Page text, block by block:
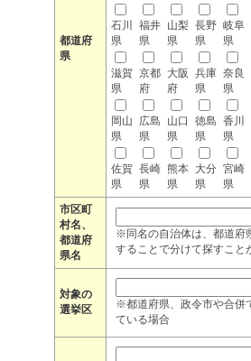
都道府
県
石川
県
福井
県
山梨
県
長野
県
岐阜
県
滋賀
県
京都
府
大阪
府
兵庫
県
奈良
県
岡山
県
広島
県
山口
県
徳島
県
香川
県
佐賀
県
長崎
県
熊本
県
大分
県
宮崎
県
市区町
村名、
都道府
県名
※同名の自治体は、都道府
することで分けて探すこと
対象の
選挙区
※都道府県、政令市や合併
ている場合